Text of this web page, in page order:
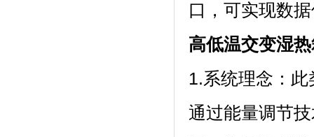
口，可实现
高低温交变湿
1.系统理念：
通过能量调节